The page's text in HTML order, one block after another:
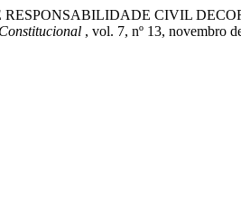
RESPONSABILIDADE CIVIL
, vol. 7, nº 13, novembro